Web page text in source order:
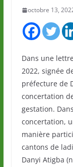
octobre 13,
Dans une
2022, signée
préfecture de
concertation
gestation.
concertation,
manière
cantons de
Danyi Atigba